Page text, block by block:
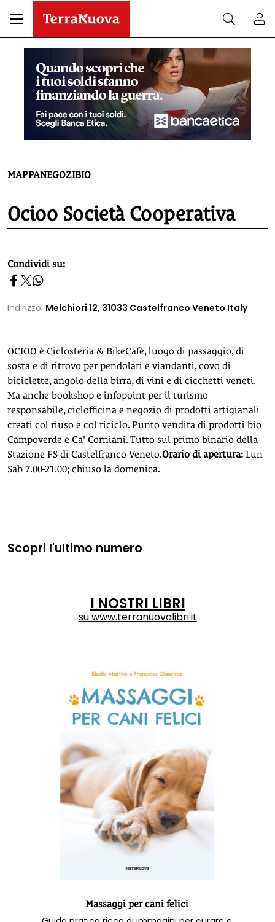
MAPPANEGOZIBIO
Ocioo Società Cooperativa
homepage h2
Condividi su:
Indirizzo: Melchiori 12, 31033 Castelfranco Veneto Italy
OCIOO è Ciclosteria & BikeCafè, luogo di passaggio, di
sosta e di ritrovo per pendolari e viandanti, covo di
biciclette, angolo della birra, di vini e di cicchetti veneti.
Ma anche bookshop e infopoint per il turismo
responsabile, ciclofficina e negozio di prodotti artigianali
creati col riuso e col riciclo. Punto vendita di prodotti bio
Campoverde e Ca' Corniani. Tutto sul primo binario della
Stazione FS di Castelfranco Veneto.Orario di apertura: Lun-
Sab 7.00-21.00; chiuso la domenica.
Scopri l'ultimo numero
I NOSTRI LIBRI
suwww.terranuovalibri.it
Massaggi per cani felici